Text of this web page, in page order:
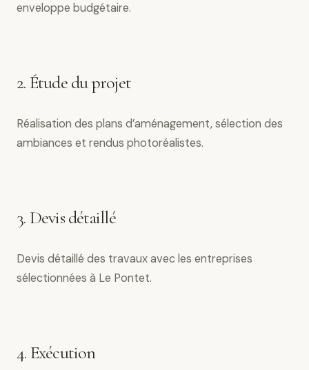
enveloppe budgétaire.
2. Étude du projet
Réalisation des plans d’aménagement, sélection des
ambiances et rendus photoréalistes.
3. Devis détaillé
Devis détaillé des travaux avec les entreprises
sélectionnées à Le Pontet.
4. Exécution